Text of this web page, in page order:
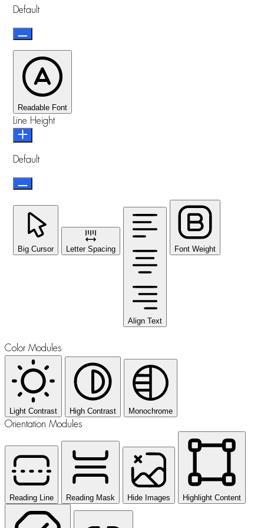
Default
Readable Font
Line Height
Default
Big Cursor Letter Spacing
Align Text
Font Weight
Color Modules
Light Contrast High Contrast Monochrome
Orientation Modules
Reading Line Reading Mask Hide Images Highlight Content